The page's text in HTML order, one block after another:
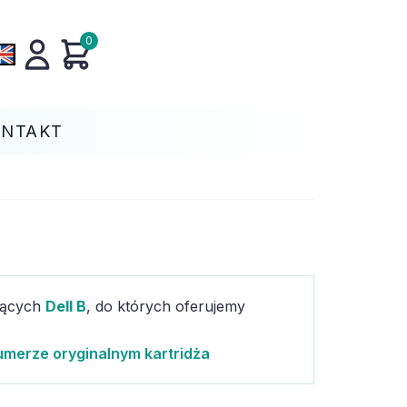
0
Dell B, do których oferujemy
oryginalnym kartridża